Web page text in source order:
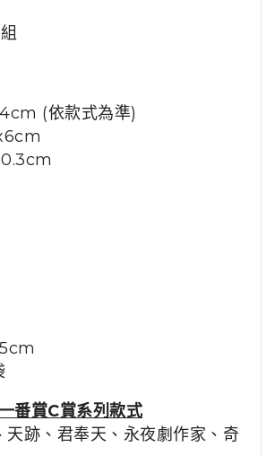
(依款式為準)
番賞C賞系列款式
天跡、君奉天、永夜劇作家、奇